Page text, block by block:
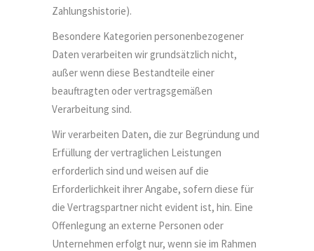
Zahlungshistorie).
Besondere Kategorien personenbezogener
Daten verarbeiten wir grundsätzlich nicht,
außer wenn diese Bestandteile einer
beauftragten oder vertragsgemäßen
Verarbeitung sind.
Wir verarbeiten Daten, die zur Begründung und
Erfüllung der vertraglichen Leistungen
erforderlich sind und weisen auf die
Erforderlichkeit ihrer Angabe, sofern diese für
die Vertragspartner nicht evident ist, hin. Eine
Offenlegung an externe Personen oder
Unternehmen erfolgt nur, wenn sie im Rahmen